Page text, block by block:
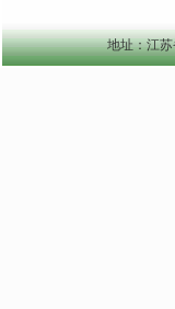
地址：江苏